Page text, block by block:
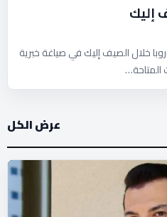
إليك
خلال الصيف إليك في صياغة خبرية
المتاحة…
عرض الكل